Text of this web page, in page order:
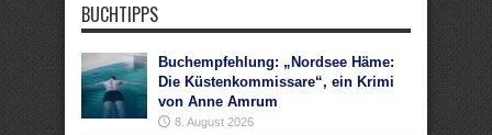
BUCHTIPPS
Buchempfehlung: „Nordsee Häme:
Die Küstenkommissare“, ein Krimi
von Anne Amrum
8. August 2026